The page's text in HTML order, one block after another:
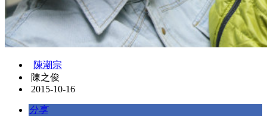
陳潮宗
陳之俊
2015-10-16
分享